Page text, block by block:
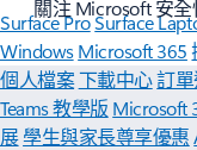
關注 Microsoft 安全
Surface ProSurface
Windows Microsoft 365
個人檔案下載中心訂
Teams 教學版 Microsoft
展學生與家長尊享優惠